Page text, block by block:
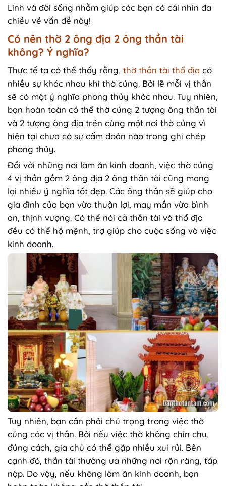
Linh và đời sống nhằm giúp các bạn có cái nhìn đa
chiều về vấn đề này!
Có nên thờ 2 ông địa 2 ông thần tài
không? Ý nghĩa?
Thực tế ta có thể thấy rằng, thờ thần tài thổ địa có
nhiều sự khác nhau khi thờ cúng. Bởi lẽ mỗi vị thần
sẽ có một ý nghĩa phong thủy khác nhau. Tuy nhiên,
bạn hoàn toàn có thể thờ cúng 2 tượng ông thần tài
và 2 tượng ông địa trên cùng một nơi thờ cúng vì
hiện tại chưa có sự cấm đoán nào trong ghi chép
phong thủy.
Đối với những nơi làm ăn kinh doanh, việc thờ cúng
4 vị thần gồm 2 ông địa 2 ông thần tài cũng mang
lại nhiều ý nghĩa tốt đẹp. Các ông thần sẽ giúp cho
gia đình của bạn vừa thuận lợi, may mắn vừa bình
an, thịnh vượng. Có thể nói cả thần tài và thổ địa
đều có thể hộ mệnh, trợ giúp cho cuộc sống và việc
kinh doanh.
Tuy nhiên, bạn cần phải chú trọng trong việc thờ
cúng các vị thần. Bởi nếu việc thờ không chỉn chu,
đúng cách, gia chủ có thể gặp nhiều xui rủi. Bên
cạnh đó, thần tài thường ưa những nơi rộn ràng, tấp
nập. Do vậy, nếu không làm ăn kinh doanh, bạn